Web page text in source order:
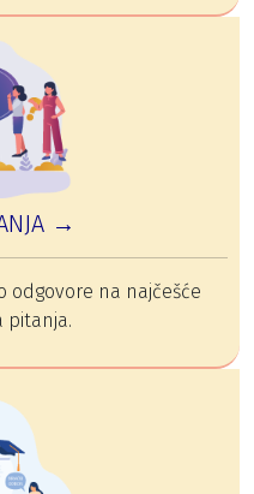
→
odgovore na najčešće
pitanja.